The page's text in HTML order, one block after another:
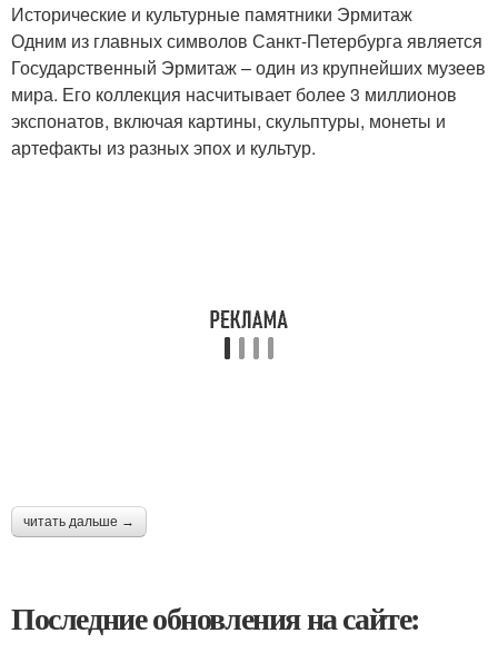
Исторические и культурные памятники Эрмитаж
Одним из главных символов Санкт-Петербурга является
Государственный Эрмитаж – один из крупнейших музеев
мира. Его коллекция насчитывает более 3 миллионов
экспонатов, включая картины, скульптуры, монеты и
артефакты из разных эпох и культур.
читать дальше →
Последние обновления на сайте: